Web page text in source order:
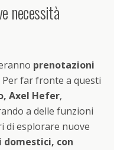
necessità
prenotazioni
Per far fronte a questi
Axel Hefer,
a delle funzioni
di esplorare nuove
domestici, con